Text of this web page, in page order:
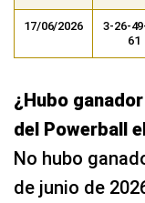
17/06/2026
3-26-
61
¿Hubo
del Powerball
No hubo
de junio de